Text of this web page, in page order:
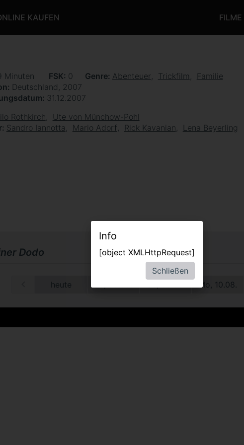
KAUFEN FILME
Minuten FSK 0 Genre Abenteuer Trickfilm
Familie
Deutschland, 2007
31.12.2007
Rothkirch
Ute von Münchow-Pohl
Sandro Iannotta Mario Adorf Rick Kavanian Lena Beyerling
Dodo
heute Mo, 10.08.
Info
[object XMLHttpRequest]
Schließen